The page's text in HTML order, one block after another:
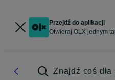
Przejdź do aplikacji
Otwieraj OLX jednym
Znajdź coś dla